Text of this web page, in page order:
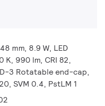
mm, 8.9 W, LED
990 lm, CRI 82,
3 Rotatable end-cap,
SVM 0.4, PstLM 1